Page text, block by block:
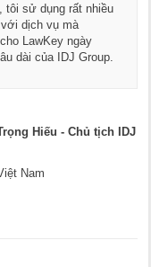
tôi sử dụng rất nhiều
dịch vụ mà
LawKey ngày
dài của IDJ Group.
Hiếu - Chủ tịch IDJ
Nam